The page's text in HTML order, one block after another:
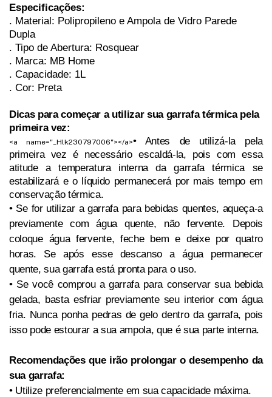
Especificações:
. Material: Polipropileno e Ampola de Vidro Parede
Dupla
. Tipo de Abertura: Rosquear
. Marca: MB Home
. Capacidade: 1L
. Cor: Preta
Dicas para começar a utilizar sua garrafa térmica pela
primeira vez:
<a name="_Hlk230797006"></a>•Antes de utilizá-la pela
primeira vez é necessário escaldá-la, pois com essa
atitude a temperatura interna da garrafa térmica se
estabilizará e o líquido permanecerá por mais tempo em
conservação térmica.
• Se for utilizar a garrafa para bebidas quentes, aqueça-a
previamente com água quente, não fervente. Depois
coloque água fervente, feche bem e deixe por quatro
horas. Se após esse descanso a água permanecer
quente, sua garrafa está pronta para o uso.
• Se você comprou a garrafa para conservar sua bebida
gelada, basta esfriar previamente seu interior com água
fria. Nunca ponha pedras de gelo dentro da garrafa, pois
isso pode estourar a sua ampola, que é sua parte interna.
Recomendações que irão prolongar o desempenho da
sua garrafa:
• Utilize preferencialmente em sua capacidade máxima.